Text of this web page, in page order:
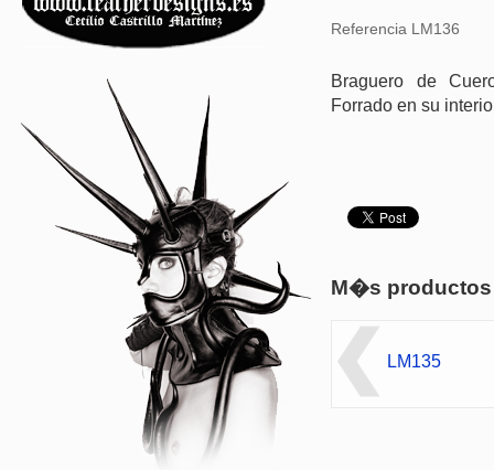
Referencia LM136
Braguero de
Forrado en su
M�s
LM135